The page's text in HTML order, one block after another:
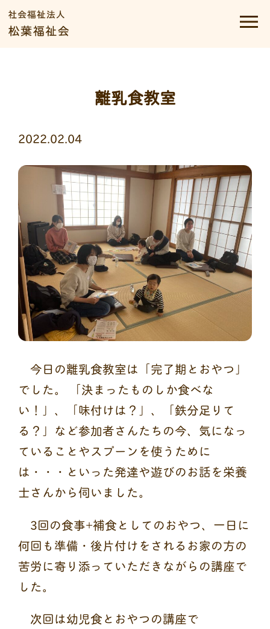
離乳食教室
2022.02.04
今日の離乳食教室は「完了期とおやつ」
でした。 「決まったものしか食べな
い！」、「味付けは？」、「鉄分足りて
る？」など参加者さんたちの今、気になっ
ていることやスプーンを使うために
は・・・といった発達や遊びのお話を栄養
士さんから伺いました。
3回の食事+補食としてのおやつ、一日に
何回も準備・後片付けをされるお家の方の
苦労に寄り添っていただきながらの講座で
した。
次回は幼児食とおやつの講座で